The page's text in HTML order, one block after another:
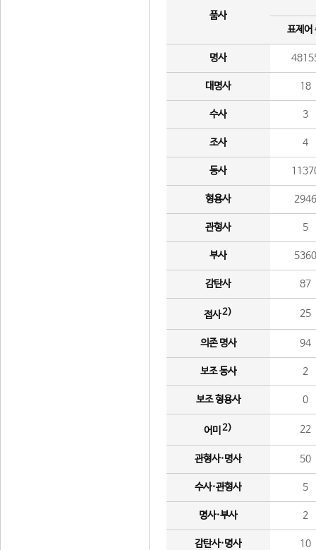
품사
표제어
명사
대명사 18
수사 3
조사 4
동사
형용사 2946
관형사 5
부사 5360
감탄사 87
접사2) 25
의존 명사 94
보조 동사 2
보조 형용사 0
어미 2) 22
관형사·명사 50
수사·관형사 5
명사·부사 2
감탄사·명사 10